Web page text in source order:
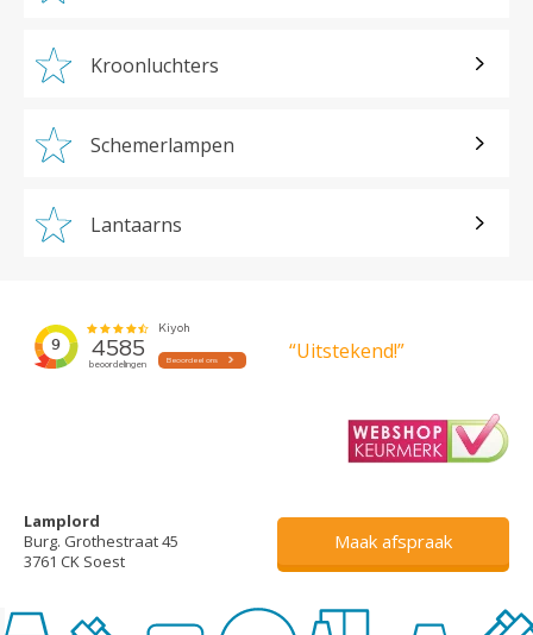
Kroonluchters
Schemerlampen
Lantaarns
“Uitstekend!”
Lamplord
Burg. Grothestraat 45
3761 CK Soest
Maak afspraak